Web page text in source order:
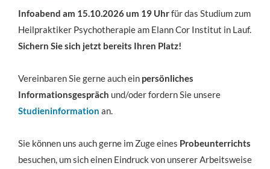
Infoabend am 15.10.2026 um 19 Uhrfür das Studium zum
Heilpraktiker Psychotherapie am Elann Cor Institut in Lauf.
Sichern Sie sich jetzt bereits Ihren Platz!
Vereinbaren Sie gerne auch ein persönliches
Informationsgespräch und/oder fordern Sie unsere
Studieninformation an.
Sie können uns auch gerne im Zuge eines Probeunterrichts
besuchen, um sich einen Eindruck von unserer Arbeitsweise